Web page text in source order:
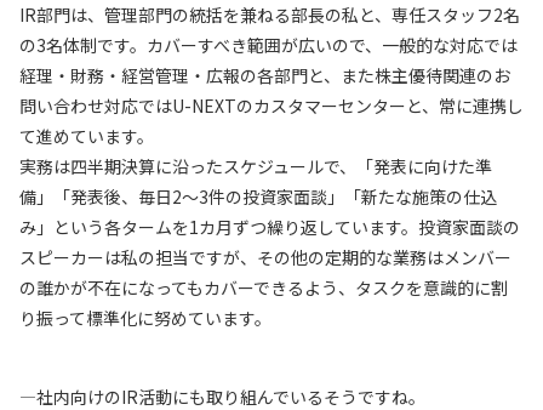
IR部門は、管理部門の統括を兼ねる部長の私と、専任スタッフ2名
の3名体制です。カバーすべき範囲が広いので、一般的な対応では
経理・財務・経営管理・広報の各部門と、また株主優待関連のお
問い合わせ対応ではU-NEXTのカスタマーセンターと、常に連携し
て進めています。
実務は四半期決算に沿ったスケジュールで、「発表に向けた準
備」「発表後、毎日2～3件の投資家面談」「新たな施策の仕込
み」という各タームを1カ月ずつ繰り返しています。投資家面談の
スピーカーは私の担当ですが、その他の定期的な業務はメンバー
の誰かが不在になってもカバーできるよう、タスクを意識的に割
り振って標準化に努めています。
—社内向けのIR活動にも取り組んでいるそうですね。